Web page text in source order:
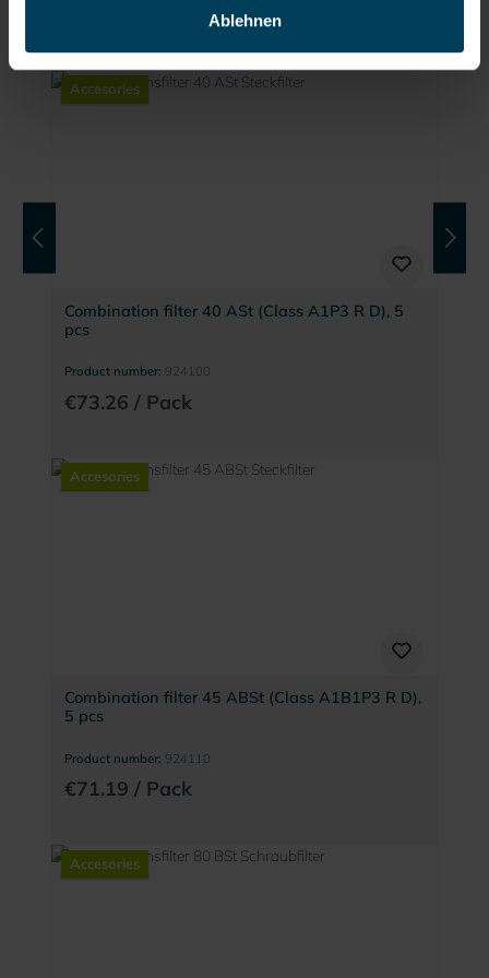
Ablehnen
Accesories
Combination filter 40 ASt (Class A1P3 R D), 5
pcs
Product number: 924100
€73.26 / Pack
Accesories
Combination filter 45 ABSt (Class A1B1P3 R D),
5 pcs
Product number: 924110
€71.19 / Pack
Accesories